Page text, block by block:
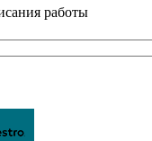
работы